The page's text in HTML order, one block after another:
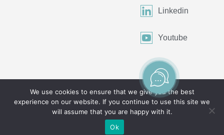
©2024 All Rights Reserved
Linkedin
Youtube
We use cookies to ensure that we give you the best
experience on our website. If you continue to use this site we
will assume that you are happy with it.
Ok